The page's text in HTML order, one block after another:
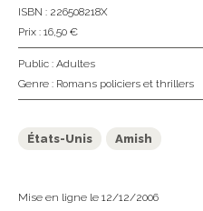
ISBN : 226508218X
Prix : 16,50 €
Public : Adultes
Genre : Romans policiers et thrillers
États-Unis Amish
Mise en ligne le 12/12/2006